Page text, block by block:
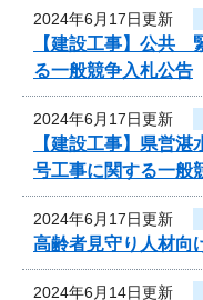
2024年6月17日更新
【建設工事】公共
る一般競争入札公告
2024年6月17日更新
【建設工事】県営
号工事に関する一般
2024年6月17日更新
高齢者見守り人材向
2024年6月14日更新